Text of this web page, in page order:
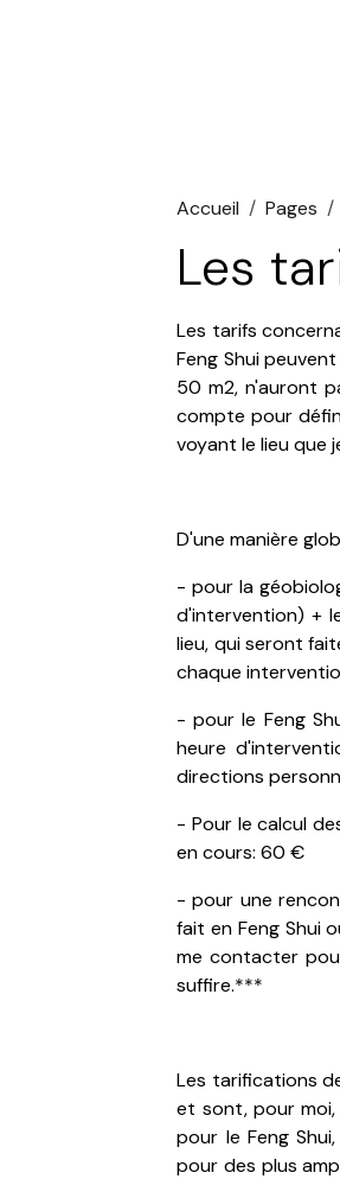
Accueil Pages
Les
Les tarifs
Feng Shui
50 m2, n'auront
compte pour
voyant le lieu que
D'une manière
- pour la
d'intervention) +
lieu, qui seront
chaque
- pour le Feng
heure
directions
- Pour le calcul
en cours: 60 €
- pour une
fait en Feng Shui
me contacter
suffire.***
Les tarifications
et sont, pour moi,
pour le Feng
pour des plus